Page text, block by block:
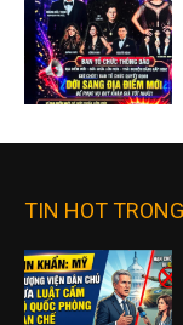
TIN HOT